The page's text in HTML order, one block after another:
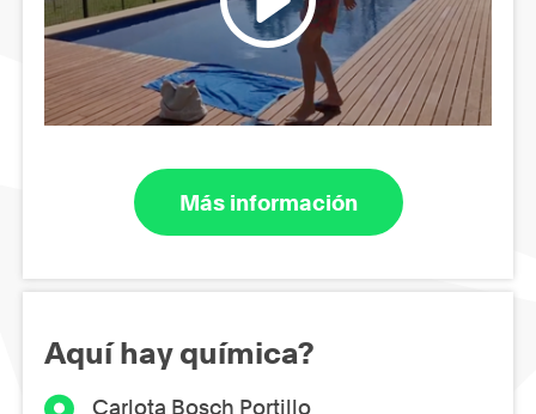
Más información
Aquí hay química?
Carlota Bosch Portillo